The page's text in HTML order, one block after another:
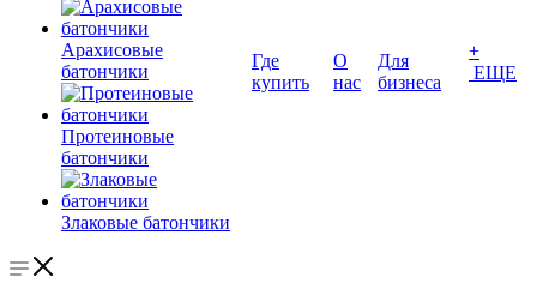
Арахисовые
батончики
Протеиновые
батончики
Злаковые батончики
Где
купить
О
нас
Для
бизнеса
+
ЕЩЕ